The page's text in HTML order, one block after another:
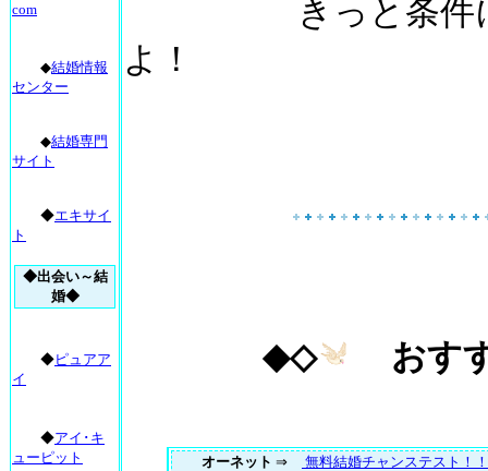
きっと 条件
よ！
◆◇ おす
オーネット ⇒ 無料結婚チャンステスト！！
com
◆結婚情報
センター
◆結婚専門
サイト
◆エキサイ
ト
◆出会い～結
婚◆
◆ピュアア
イ
◆アイ･キ
ューピット